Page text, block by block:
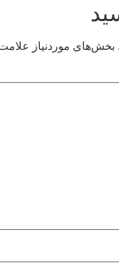
بخش‌های موردنیاز